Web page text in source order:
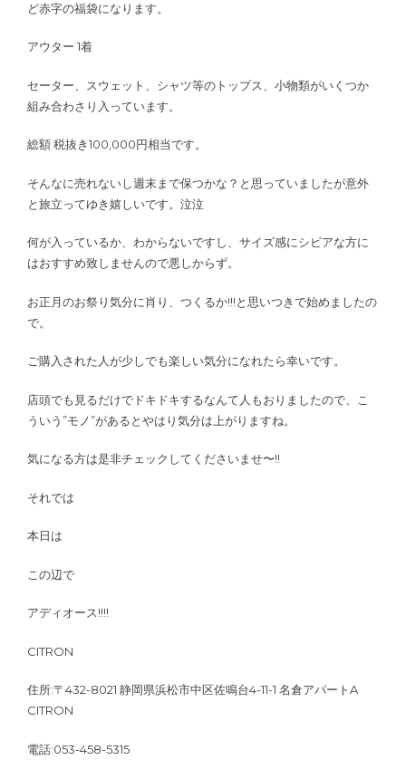
ど赤字の福袋になります。
アウター 1着
セーター、スウェット、シャツ等のトップス、小物類がいくつか
組み合わさり入っています。
総額 税抜き100,000円相当です。
そんなに売れないし週末まで保つかな？と思っていましたが意外
と旅立ってゆき嬉しいです。泣泣
何が入っているか、わからないですし、サイズ感にシビアな方に
はおすすめ致しませんので悪しからず。
お正月のお祭り気分に肖り、つくるか!!!と思いつきで始めましたの
で。
ご購入された人が少しでも楽しい気分になれたら幸いです。
店頭でも見るだけでドキドキするなんて人もおりましたので、こ
ういう”モノ”があるとやはり気分は上がりますね。
気になる方は是非チェックしてくださいませ〜!!
それでは
本日は
この辺で
アディオース!!!!
CITRON
住所:〒432-8021 静岡県浜松市中区佐鳴台4-11-1 名倉アパートA
CITRON
電話:053-458-5315